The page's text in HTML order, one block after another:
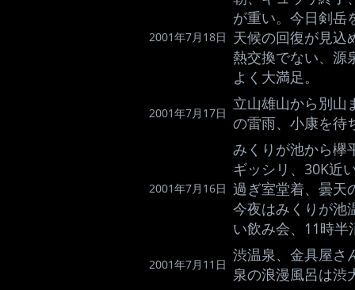
2001年7月18日
が重い。今日剣岳
天候の回復が見込
熱交換でない、源
よく大満足。
2001年7月17日
立山雄山から別山
の雷雨、小康を待
2001年7月16日
みくりが池から欅
ギッシリ、30K近
過ぎ室堂着、曇天
今夜はみくりが池
い飲み会、11時半
2001年7月11日
渋温泉、金具屋さ
泉の浪漫風呂は渋